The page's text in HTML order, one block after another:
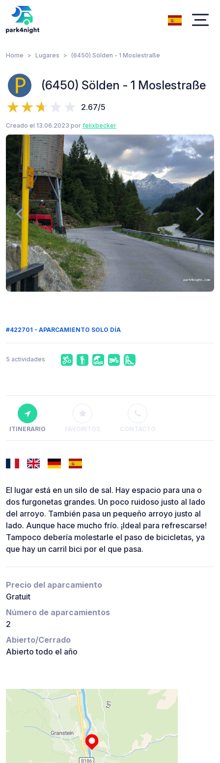
Home Lugares (6450) Sölden - 1 Moslestraße
(6450) Sölden - 1 Moslestraße
2.67/5
Creado el 13.06.2023 por felixbecker
#422701 - APARCAMIENTO SOLO DÍA
5 actividades
ITINERARIO FAVORITOS CONTACTO
El lugar está en un silo de sal. Hay espacio para una o
dos furgonetas grandes. Un poco ruidoso justo al lado
del arroyo. También pasa un pequeño arroyo justo al
lado. Aunque hace mucho frío. ¡Ideal para refrescarse!
Tampoco debería molestarle el paso de bicicletas, ya
que hay un carril bici por el que pasa.
Precio del aparcamiento
Gratuit
Número de aparcamientos
2
Abierto/Cerrado
Abierto todo el año